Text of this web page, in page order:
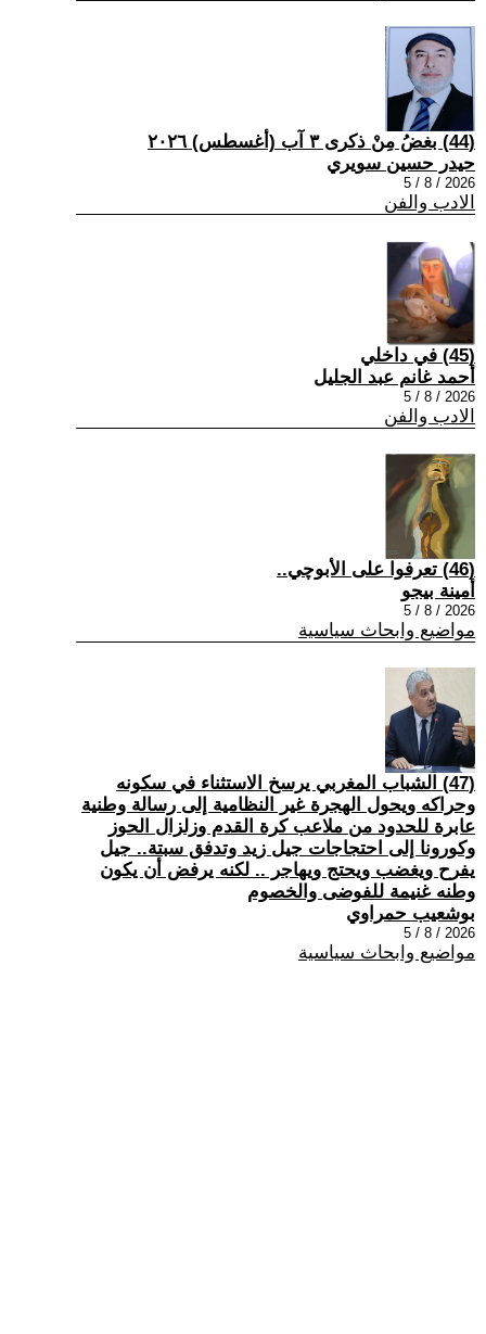
(44) بغضُ مِنْ ذكرى ٣ آب (أغسطس) ٢٠٢٦
حيدر حسين سويري
2026 / 8 / 5
الادب والفن
(45) في داخلي
أحمد غانم عبد الجليل
2026 / 8 / 5
الادب والفن
(46) تعرفوا على الأبوچي..
أمينة بيجو
2026 / 8 / 5
مواضيع وابحاث سياسية
(47) الشباب المغربي يرسخ الاستثناء في سكونه
وحراكه ويحول الهجرة غير النظامية إلى رسالة وطنية
عابرة للحدود من ملاعب كرة القدم وزلزال الحوز
وكورونا إلى احتجاجات جيل زيد وتدفق سبتة.. جيل
يفرح ويغضب ويحتج ويهاجر .. لكنه يرفض أن يكون
وطنه غنيمة للفوضى والخصوم
بوشعيب حمراوي
2026 / 8 / 5
مواضيع وابحاث سياسية